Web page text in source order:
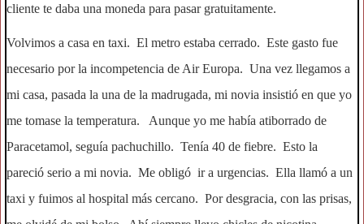
cliente te daba una moneda para pasar gratuitamente.
Volvimos a casa en taxi. El metro estaba cerrado. Este gasto fue
necesario por la incompetencia de Air Europa. Una vez llegamos a
mi casa, pasada la una de la madrugada, mi novia insistió en que yo
me tomase la temperatura. Aunque yo me había atiborrado de
Paracetamol, seguía pachuchillo. Tenía 40 de fiebre. Esto la
pareció serio a mi novia. Me obligó ir a urgencias. Ella llamó a un
taxi y fuimos al hospital más cercano. Por desgracia, con las prisas,